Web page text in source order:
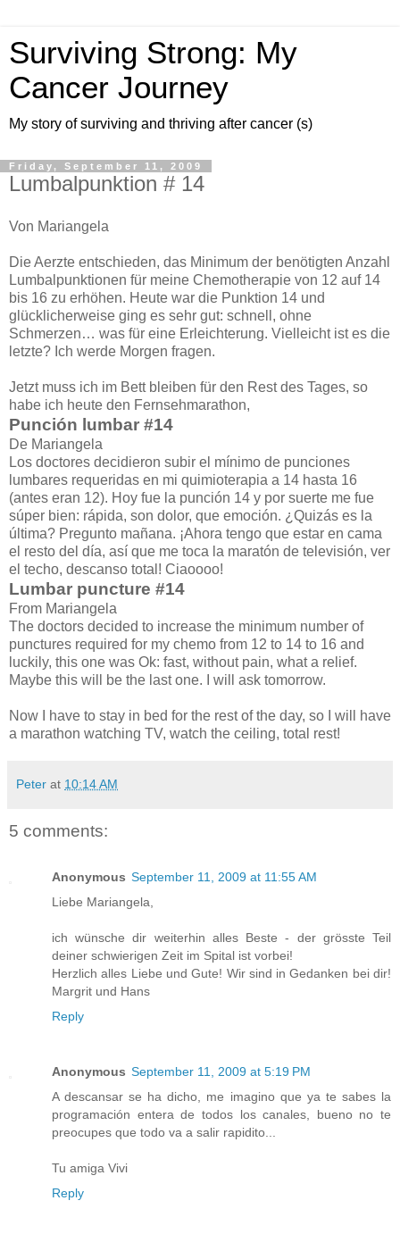
Surviving Strong: My
Cancer Journey
My story of surviving and thriving after cancer (s)
Friday, September 11, 2009
Lumbalpunktion # 14
Von Mariangela
Die Aerzte entschieden, das Minimum der benötigten Anzahl
Lumbalpunktionen für meine Chemotherapie von 12 auf 14
bis 16 zu erhöhen. Heute war die Punktion 14 und
glücklicherweise ging es sehr gut: schnell, ohne
Schmerzen… was für eine Erleichterung. Vielleicht ist es die
letzte? Ich werde Morgen fragen.
Jetzt muss ich im Bett bleiben für den Rest des Tages, so
habe ich heute den Fernsehmarathon,
Punción lumbar #14
De Mariangela
Los doctores decidieron subir el mínimo de punciones
lumbares requeridas en mi quimioterapia a 14 hasta 16
(antes eran 12). Hoy fue la punción 14 y por suerte me fue
súper bien: rápida, son dolor, que emoción. ¿Quizás es la
última? Pregunto mañana. ¡Ahora tengo que estar en cama
el resto del día, así que me toca la maratón de televisión, ver
el techo, descanso total! Ciaoooo!
Lumbar puncture #14
From Mariangela
The doctors decided to increase the minimum number of
punctures required for my chemo from 12 to 14 to 16 and
luckily, this one was Ok: fast, without pain, what a relief.
Maybe this will be the last one. I will ask tomorrow.
Now I have to stay in bed for the rest of the day, so I will have
a marathon watching TV, watch the ceiling, total rest!
Peter at 10:14 AM
5 comments:
Anonymous September 11, 2009 at 11:55 AM
Liebe Mariangela,
ich wünsche dir weiterhin alles Beste - der grösste Teil
deiner schwierigen Zeit im Spital ist vorbei!
Herzlich alles Liebe und Gute! Wir sind in Gedanken bei dir!
Margrit und Hans
Reply
Anonymous September 11, 2009 at 5:19 PM
A descansar se ha dicho, me imagino que ya te sabes la
programación entera de todos los canales, bueno no te
preocupes que todo va a salir rapidito...
Tu amiga Vivi
Reply